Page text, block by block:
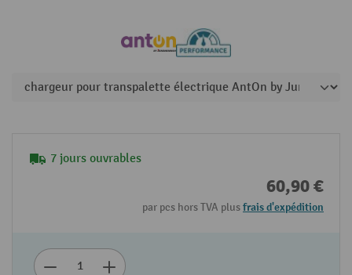
7 jours ouvrables
60,90 €
par pcs hors TVA plusfrais d'expédition